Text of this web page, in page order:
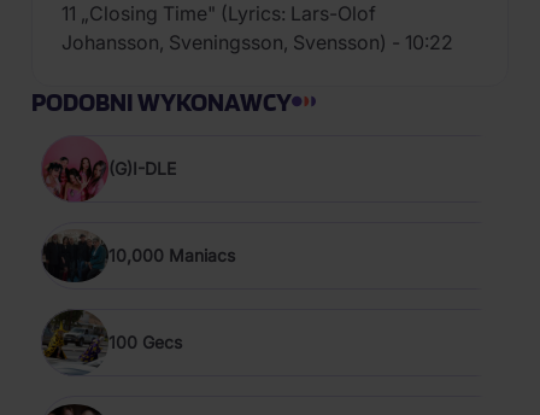
11 „Closing Time" (Lyrics: Lars-Olof
Johansson, Sveningsson, Svensson) - 10:22
PODOBNI WYKONAWCY
(G)I-DLE
10,000 Maniacs
100 Gecs